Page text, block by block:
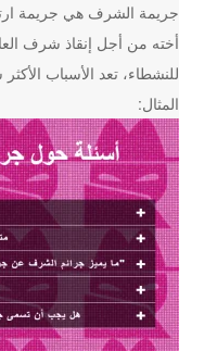
جريمة الشرف هي جريمة
أخته من أجل إنقاذ شرف
للنشطاء، تعد الأسباب
المثال: